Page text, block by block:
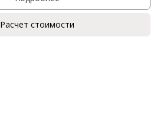
Расчет стоимости